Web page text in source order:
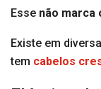
Esse não marca
Existe em
tem cabelos